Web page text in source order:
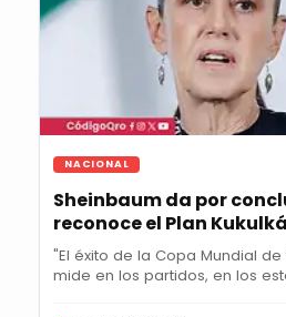
NACIONAL
Sheinbaum da por
reconoce el Plan
"El éxito de la Copa Mundial
mide en los partidos, en los